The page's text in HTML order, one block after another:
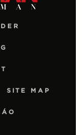
SITE MAP